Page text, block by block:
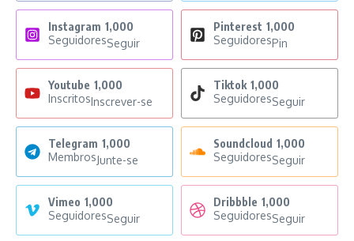
Instagram 1,000
SeguidoresSeguir
Pinterest 1,000
SeguidoresPin
Youtube 1,000
InscritosInscrever-se
Tiktok 1,000
SeguidoresSeguir
Telegram 1,000
MembrosJunte-se
Soundcloud 1,000
SeguidoresSeguir
Vimeo 1,000
SeguidoresSeguir
Dribbble 1,000
SeguidoresSeguir